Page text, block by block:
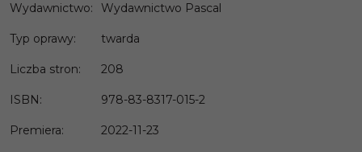
Wydawnictwo: Wydawnictwo Pascal
Typ oprawy: twarda
Liczba stron: 208
ISBN: 978-83-8317-015-2
Premiera: 2022-11-23